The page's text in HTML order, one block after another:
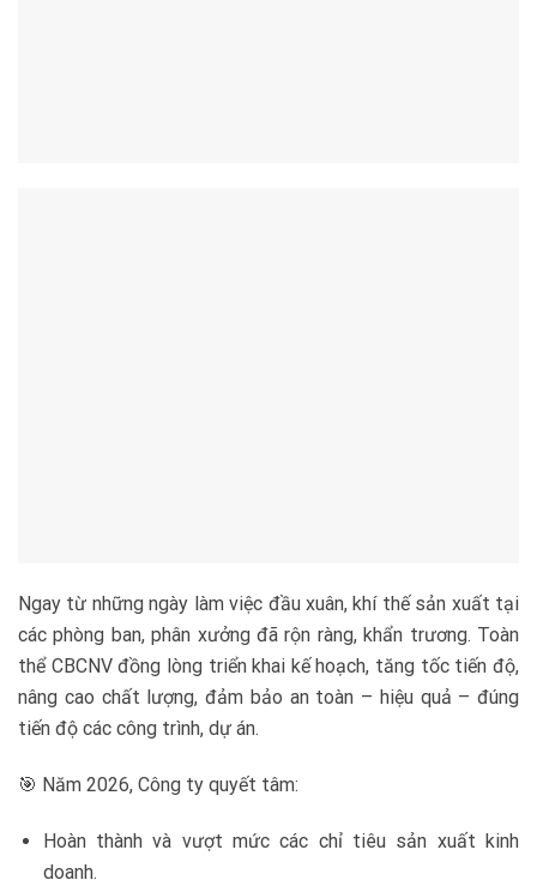
Ngay từ những ngày làm việc đầu xuân, khí thế sản xuất tại
các phòng ban, phân xưởng đã rộn ràng, khẩn trương. Toàn
thể CBCNV đồng lòng triển khai kế hoạch, tăng tốc tiến độ,
nâng cao chất lượng, đảm bảo an toàn – hiệu quả – đúng
tiến độ các công trình, dự án.
🎯 Năm 2026, Công ty quyết tâm:
Hoàn thành và vượt mức các chỉ tiêu sản xuất kinh
doanh.